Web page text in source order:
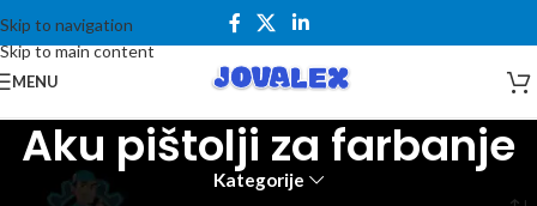
Skip to navigation
Skip to main content
MENU
Aku pištolji za farbanje
Kategorije